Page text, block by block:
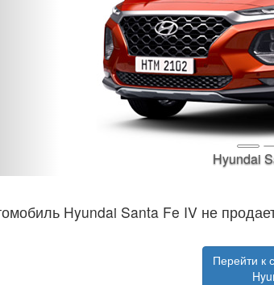
Hyundai Santa Fe IV не
Перейти к